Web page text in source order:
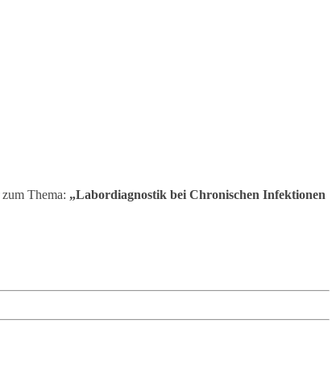
zum Thema: „Labordiagnostik bei Chronischen Infektionen